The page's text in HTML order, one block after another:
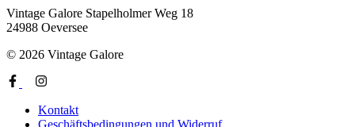
Vintage Galore Stapelholmer Weg 18
24988 Oeversee
© 2026 Vintage Galore
Kontakt